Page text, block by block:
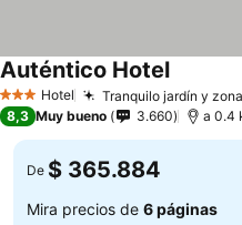
3 Estrellas
Hotel Tranquilo jardín y
Auténtico HotelVer
8,3 Muy bueno 3.660 a 0.4
De $ 365.884
Mira precios de 6 páginas